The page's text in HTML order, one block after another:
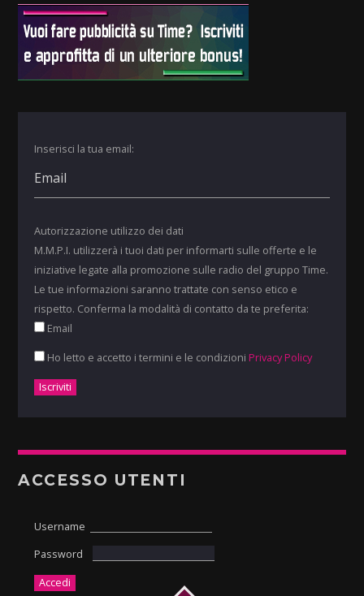
Inserisci la tua email:
Autorizzazione utilizzo dei dati
M.M.P.I. utilizzerà i tuoi dati per informarti sulle offerte e le
iniziative legate alla promozione sulle radio del gruppo Time.
Le tue informazioni saranno trattate con senso etico e
rispetto. Conferma la modalità di contatto da te preferita:
Email
Ho letto e accetto i termini e le condizioni Privacy Policy
ACCESSO UTENTI
Username
Password